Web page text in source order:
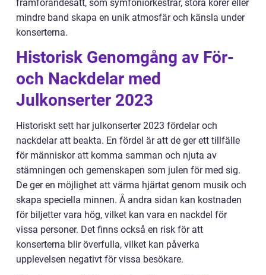
framförandesätt, som symfoniorkestrar, stora körer eller
mindre band skapa en unik atmosfär och känsla under
konserterna.
Historisk Genomgång av För-
och Nackdelar med
Julkonserter 2023
Historiskt sett har julkonserter 2023 fördelar och
nackdelar att beakta. En fördel är att de ger ett tillfälle
för människor att komma samman och njuta av
stämningen och gemenskapen som julen för med sig.
De ger en möjlighet att värma hjärtat genom musik och
skapa speciella minnen. Å andra sidan kan kostnaden
för biljetter vara hög, vilket kan vara en nackdel för
vissa personer. Det finns också en risk för att
konserterna blir överfulla, vilket kan påverka
upplevelsen negativt för vissa besökare.